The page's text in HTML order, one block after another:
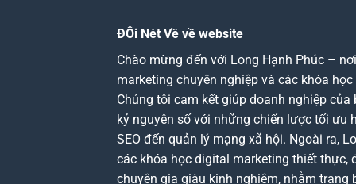
ĐÔi Nét Về về website
Chào mừng đến với Long Hạnh Phúc –
marketing chuyên nghiệp và các khóa
Chúng tôi cam kết giúp doanh nghiệp
kỷ nguyên số với những chiến lược tối ưu
SEO đến quản lý mạng xã hội. Ngoài ra,
các khóa học digital marketing thiết thực,
chuyên gia giàu kinh nghiệm, nhằm trang